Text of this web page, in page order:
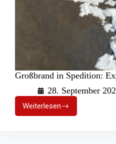
Großbrand in Spedition:
28. September
WeiterlesenGroßbrand
in